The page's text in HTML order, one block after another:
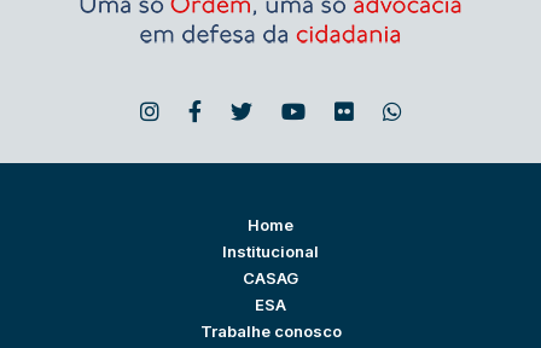
Home
Institucional
CASAG
ESA
Trabalhe conosco